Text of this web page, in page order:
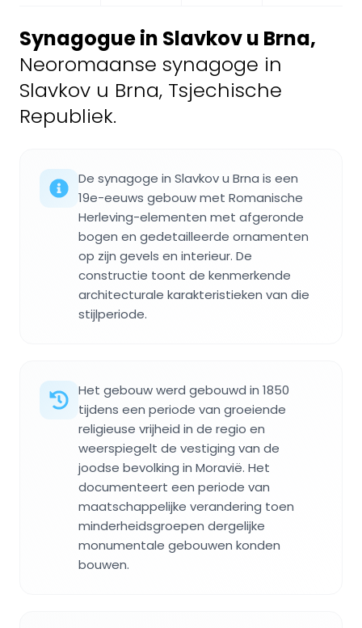
Synagogue in Slavkov u Brna,
Neoromaanse synagoge in
Slavkov u Brna, Tsjechische
Republiek.
De synagoge in Slavkov u Brna is een
19e-eeuws gebouw met Romanische
Herleving-elementen met afgeronde
bogen en gedetailleerde ornamenten
op zijn gevels en interieur. De
constructie toont de kenmerkende
architecturale karakteristieken van die
stijlperiode.
Het gebouw werd gebouwd in 1850
tijdens een periode van groeiende
religieuse vrijheid in de regio en
weerspiegelt de vestiging van de
joodse bevolking in Moravië. Het
documenteert een periode van
maatschappelijke verandering toen
minderheidsgroepen dergelijke
monumentale gebouwen konden
bouwen.